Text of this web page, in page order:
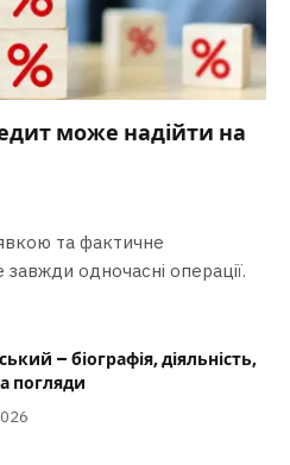
може надійти на
та фактичне
одночасні операції.
– біографія, діяльність,
погляди